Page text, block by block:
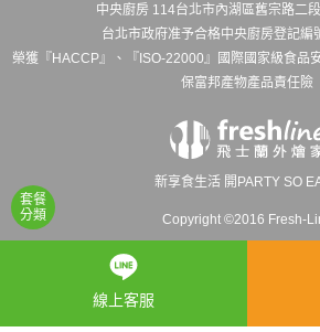
套餐
分類
中央廚房 114台北市內湖區舊宗路二
台北市政府准予合格中央廚房登記編
榮獲『HACCP』、『ISO-22000』國際國家級食品
保富邦產物產品責任險
新享食生活 開PARTY SO
Copyright ©2016 Fresh-
線上客服